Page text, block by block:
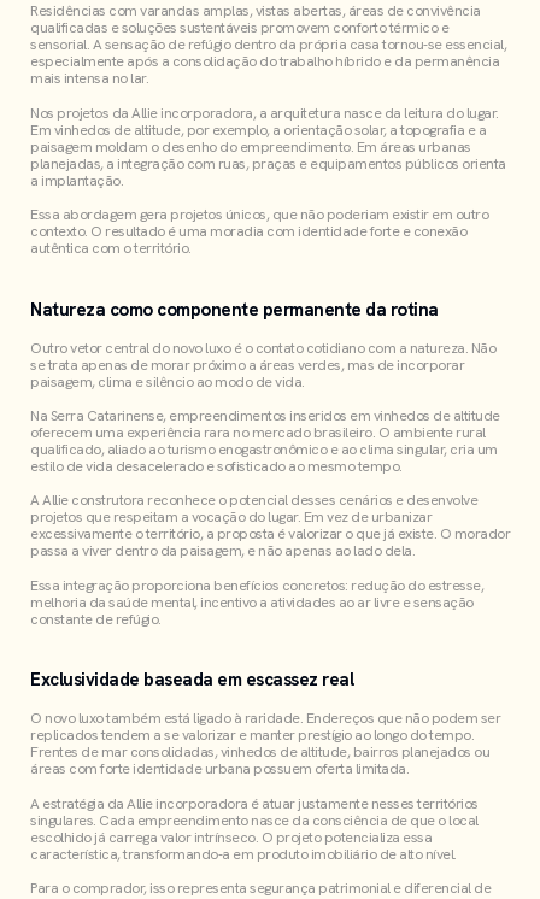
Residências com varandas amplas, vistas abertas, áreas de convivência
qualificadas e soluções sustentáveis promovem conforto térmico e
sensorial. A sensação de refúgio dentro da própria casa tornou-se essencial,
especialmente após a consolidação do trabalho híbrido e da permanência
mais intensa no lar.
Nos projetos da Allie incorporadora, a arquitetura nasce da leitura do lugar.
Em vinhedos de altitude, por exemplo, a orientação solar, a topografia e a
paisagem moldam o desenho do empreendimento. Em áreas urbanas
planejadas, a integração com ruas, praças e equipamentos públicos orienta
a implantação.
Essa abordagem gera projetos únicos, que não poderiam existir em outro
contexto. O resultado é uma moradia com identidade forte e conexão
autêntica com o território.
Natureza como componente permanente da rotina
Outro vetor central do novo luxo é o contato cotidiano com a natureza. Não
se trata apenas de morar próximo a áreas verdes, mas de incorporar
paisagem, clima e silêncio ao modo de vida.
Na Serra Catarinense, empreendimentos inseridos em vinhedos de altitude
oferecem uma experiência rara no mercado brasileiro. O ambiente rural
qualificado, aliado ao turismo enogastronômico e ao clima singular, cria um
estilo de vida desacelerado e sofisticado ao mesmo tempo.
A Allie construtora reconhece o potencial desses cenários e desenvolve
projetos que respeitam a vocação do lugar. Em vez de urbanizar
excessivamente o território, a proposta é valorizar o que já existe. O morador
passa a viver dentro da paisagem, e não apenas ao lado dela.
Essa integração proporciona benefícios concretos: redução do estresse,
melhoria da saúde mental, incentivo a atividades ao ar livre e sensação
constante de refúgio.
Exclusividade baseada em escassez real
O novo luxo também está ligado à raridade. Endereços que não podem ser
replicados tendem a se valorizar e manter prestígio ao longo do tempo.
Frentes de mar consolidadas, vinhedos de altitude, bairros planejados ou
áreas com forte identidade urbana possuem oferta limitada.
A estratégia da Allie incorporadora é atuar justamente nesses territórios
singulares. Cada empreendimento nasce da consciência de que o local
escolhido já carrega valor intrínseco. O projeto potencializa essa
característica, transformando-a em produto imobiliário de alto nível.
Para o comprador, isso representa segurança patrimonial e diferencial de